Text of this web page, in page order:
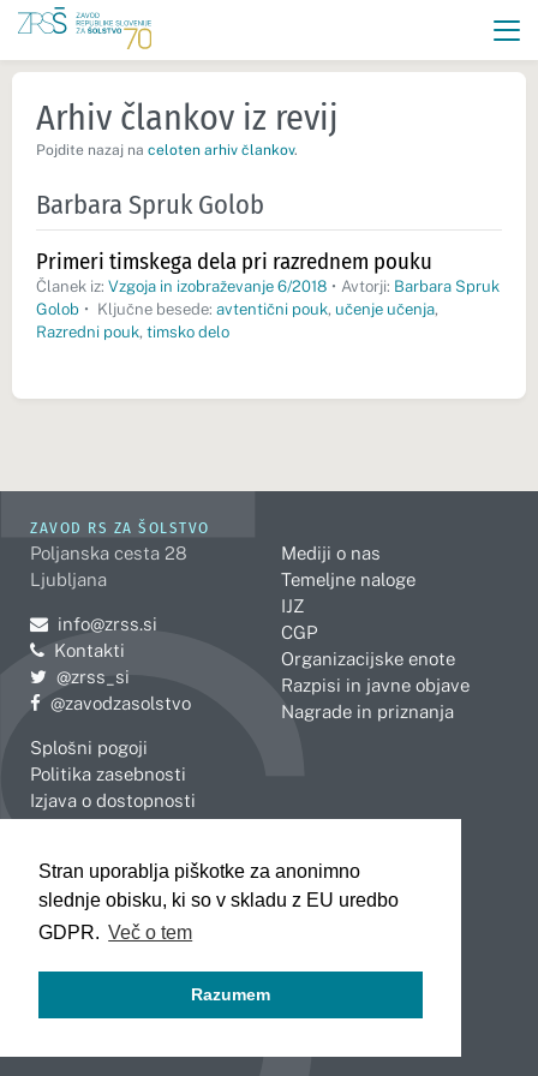
Stran uporablja piškotke za anonimno
slednje obisku, ki so v skladu z EU uredbo
GDPR. Več o tem
Razumem
Arhiv člankov iz revij
Pojdite nazaj na celoten arhiv člankov.
Barbara Spruk Golob
Primeri timskega dela pri razrednem pouku
Članek iz: Vzgoja in izobraževanje 6/2018 • Avtorji: Barbara Spruk
Golob • Ključne besede: avtentični pouk, učenje učenja,
Razredni pouk, timsko delo
ZAVOD RS ZA ŠOLSTVO
Poljanska cesta 28
Ljubljana
Pošljite e-mail na
info@zrss.si
Kontakti
Pojdite na Twitter:
@zrss_si
Pojdite na Facebook:
@zavodzasolstvo
Splošni pogoji
Politika zasebnosti
Izjava o dostopnosti
Mediji o nas
Temeljne naloge
IJZ
CGP
Organizacijske enote
Razpisi in javne objave
Nagrade in priznanja
Celje
Koper
Kranj
Novo mesto
Slovenj Gradec